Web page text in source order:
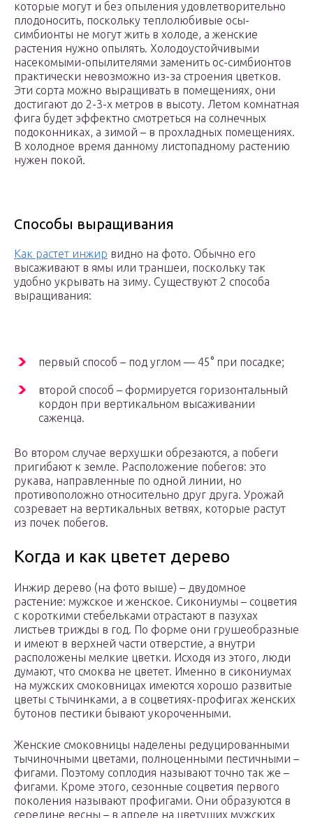
которые могут и без опыления удовлетворительно
плодоносить, поскольку теплолюбивые осы-
симбионты не могут жить в холоде, а женские
растения нужно опылять. Холодоустойчивыми
насекомыми-опылителями заменить ос-симбионтов
практически невозможно из-за строения цветков.
Эти сорта можно выращивать в помещениях, они
достигают до 2-3-х метров в высоту. Летом комнатная
фига будет эффектно смотреться на солнечных
подоконниках, а зимой – в прохладных помещениях.
В холодное время данному листопадному растению
нужен покой.
Способы выращивания
Как растет инжир видно на фото. Обычно его
высаживают в ямы или траншеи, поскольку так
удобно укрывать на зиму. Существуют 2 способа
выращивания:
первый способ – под углом — 45° при посадке;
второй способ – формируется горизонтальный
кордон при вертикальном высаживании
саженца.
Во втором случае верхушки обрезаются, а побеги
пригибают к земле. Расположение побегов: это
рукава, направленные по одной линии, но
противоположно относительно друг друга. Урожай
созревает на вертикальных ветвях, которые растут
из почек побегов.
Когда и как цветет дерево
Инжир дерево (на фото выше) – двудомное
растение: мужское и женское. Сикониумы – соцветия
с короткими стебельками отрастают в пазухах
листьев трижды в год. По форме они грушеобразные
и имеют в верхней части отверстие, а внутри
расположены мелкие цветки. Исходя из этого, люди
думают, что смоква не цветет. Именно в сикониумах
на мужских смоковницах имеются хорошо развитые
цветы с тычинками, а в соцветиях-профигах женских
бутонов пестики бывают укороченными.
Женские смоковницы наделены редуцированными
тычиночными цветами, полноценными пестичными –
фигами. Поэтому соплодия называют точно так же –
фигами. Кроме этого, сезонные соцветия первого
поколения называют профигами. Они образуются в
середине весны – в апреле на цветущих мужских